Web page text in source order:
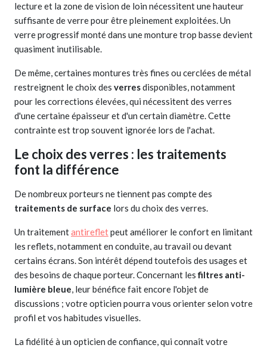
lecture et la zone de vision de loin nécessitent une hauteur
suffisante de verre pour être pleinement exploitées. Un
verre progressif monté dans une monture trop basse devient
quasiment inutilisable.
De même, certaines montures très fines ou cerclées de métal
restreignent le choix des verresdisponibles, notamment
pour les corrections élevées, qui nécessitent des verres
d'une certaine épaisseur et d'un certain diamètre. Cette
contrainte est trop souvent ignorée lors de l'achat.
Le choix des verres : les traitements
font la différence
De nombreux porteurs ne tiennent pas compte des
traitements de surface lors du choix des verres.
Un traitementantirefletpeut améliorer le confort en limitant
les reflets, notamment en conduite, au travail ou devant
certains écrans. Son intérêt dépend toutefois des usages et
des besoins de chaque porteur. Concernant lesfiltres anti-
lumière bleue, leur bénéfice fait encore l'objet de
discussions ; votre opticien pourra vous orienter selon votre
profil et vos habitudes visuelles.
La fidélité à un opticien de confiance, qui connaît votre